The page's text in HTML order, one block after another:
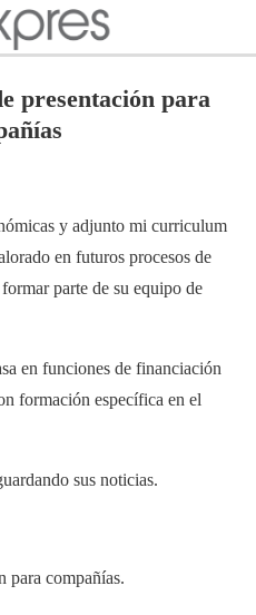
presentación para
y adjunto mi curriculum
en futuros procesos de
parte de su equipo de
en funciones de financiación
formación específica en el
sus noticias.
para compañías.